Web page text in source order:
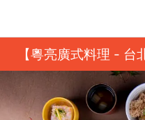
【粵亮廣式料理 - 台
8 折起